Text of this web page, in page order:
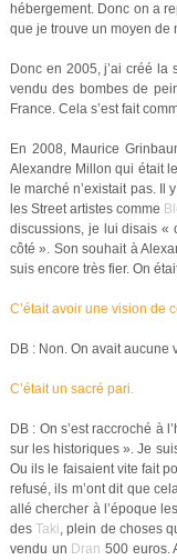
hébergement. Donc on a
que je trouve un moyen de
Donc en 2005, j’ai créé
vendu des bombes de
France. Cela s’est fait
En 2008, Maurice
Alexandre Millon qui était
le marché n’existait pas.
les Street artistes comme
discussions, je lui disais «
côté ». Son souhait à
suis encore très fier. On
C’était avoir une vision de
DB : Non. On avait aucune
C’était un sacré pari.
DB : On s’est raccroché à
sur les historiques ». Je
Ou ils le faisaient vite fait
refusé, ils m’ont dit que
allé chercher à l’époque les
desTaki, plein de choses
vendu un Dran 500 euros.